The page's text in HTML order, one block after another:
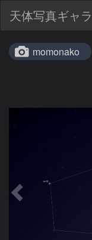
天体写真ギャ
momonako